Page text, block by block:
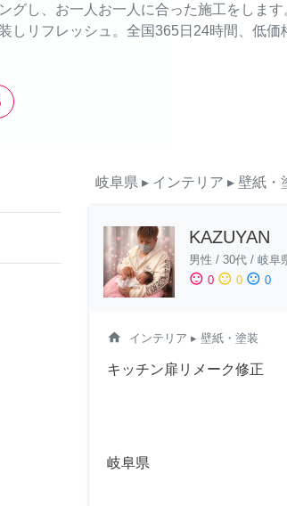
グし、お一人お一人に合った施工をしま
しリフレッシュ。全国365日24時間、低
岐阜県 ▸ インテリア ▸ 壁紙・
KAZUYAN
男性 / 30代 / 岐阜
sentiment_satisfied 0 sentiment_neutral 0 sentiment_dissatisfied 0
home インテリア ▸ 壁紙・塗装
キッチン扉リメーク修正
岐阜県